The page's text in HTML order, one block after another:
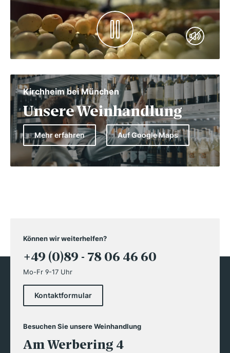
Kirchheim bei München
Unsere Weinhandlung
Mehr erfahren Auf Google Maps
Können wir weiterhelfen?
+49 (0)89 - 78 06 46 60
Mo-Fr 9-17 Uhr
Kontaktformular
Besuchen Sie unsere Weinhandlung
Am Werbering 4